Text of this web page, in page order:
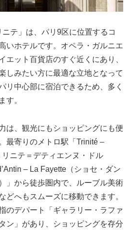
ニテ」は、パリ9区に位置するコ
いホテルです。オペラ・ガルニエ
エット百貨店のすぐ近くにあり、
しみたい方に最適な立地となって
リ中心部に宿泊できるため、多く
す。
は、観光にもショッピングにも便
最寄りのメトロ駅「Trinité –
リニテ＝デティエンヌ・ドル
– La Fayette（ショセ・ダン
」から徒歩圏内で、ルーブル美術
どへもスムーズに移動できます。
のデパート「ギャラリー・ラファ
ン」があり、ショッピングを存分